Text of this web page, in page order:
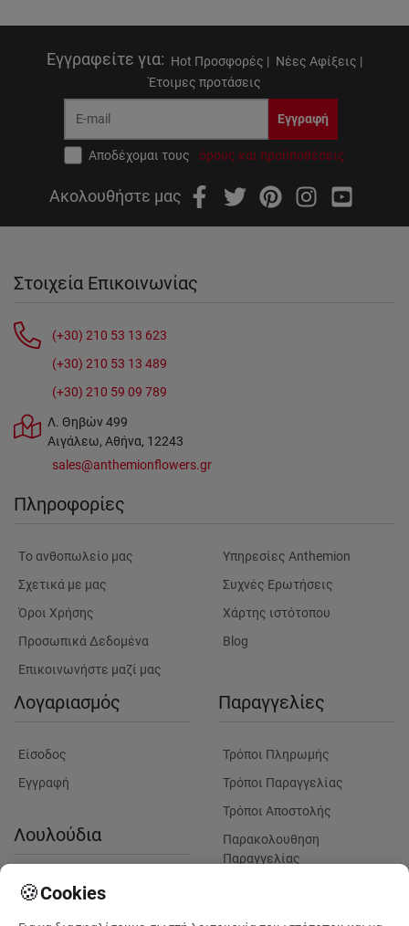
Εγγραφείτε για: Hot Προσφορές | Νέες Αφίξεις |
Έτοιμες προτάσεις
Εγγραφή
Αποδέχομαι τους όρους και προϋποθέσεις
Ακολουθήστε μας
Στοιχεία Επικοινωνίας
(+30) 210 53 13 623
(+30) 210 53 13 489
(+30) 210 59 09 789
Λ. Θηβών 499
Αιγάλεω, Αθήνα, 12243
sales@anthemionflowers.gr
Πληροφορίες
Tο ανθοπωλείο μας
Σχετικά με μας
Όροι Χρήσης
Προσωπικά Δεδομένα
Επικοινωνήστε μαζί μας
Υπηρεσίες Anthemion
Συχνές Ερωτήσεις
Χάρτης ιστότοπου
Blog
Λογαριασμός
Είσοδος
Εγγραφή
Λουλούδια
Πληροφορίες Λουλουδιών
Παραγγελίες
Τρόποι Πληρωμής
Τρόποι Παραγγελίας
Τρόποι Αποστολής
Παρακολουθηση
Παραγγελίας
🍪Cookies